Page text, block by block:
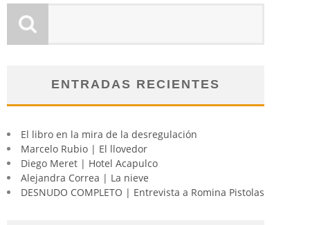
ENTRADAS RECIENTES
El libro en la mira de la desregulación
Marcelo Rubio | El llovedor
Diego Meret | Hotel Acapulco
Alejandra Correa | La nieve
DESNUDO COMPLETO | Entrevista a Romina Pistolas